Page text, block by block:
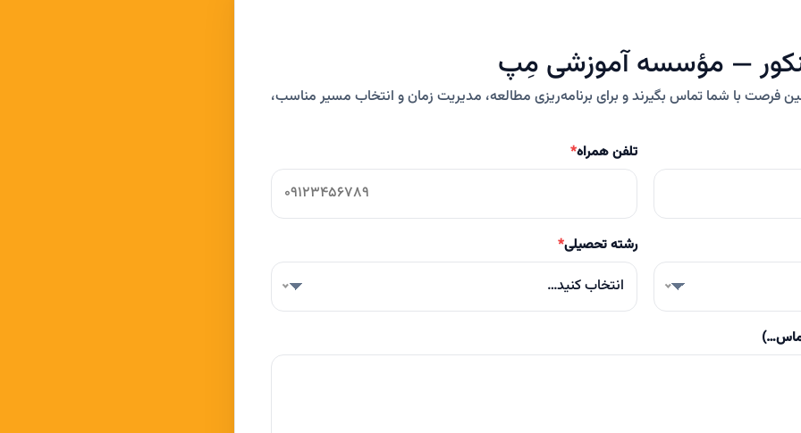
— مؤسسه آموزشی مِپ
فرصت با شما تماس بگیرند و برای برنامه‌ریزی مطالعه، مدیریت زمان و انتخاب مسیر مناسب،
تلفن همراه*
رشته تحصیلی*
انتخاب کنید…